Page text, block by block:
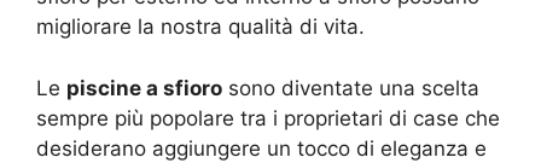
migliorare la nostra qualità di vita.
Le piscine a sfioro sono diventate una scelta
sempre più popolare tra i proprietari di case che
desiderano aggiungere un tocco di eleganza e